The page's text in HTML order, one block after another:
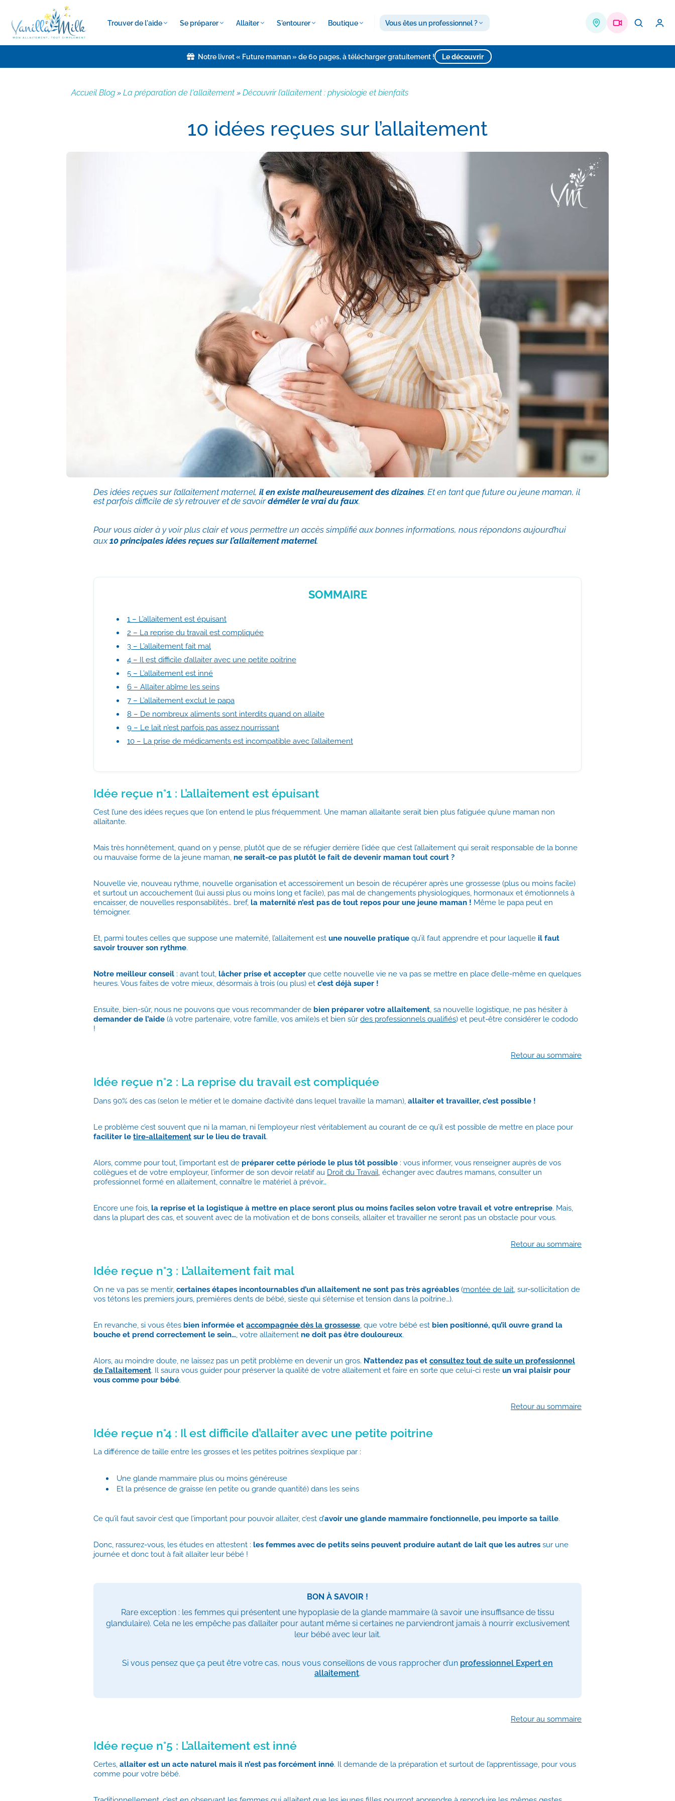
Trouver de l'aide Se préparer Allaiter S'entourer Boutique Vous êtes un professionnel ?
Notre livret « Future maman » de 60 pages, à télécharger gratuitement ! Le découvrir
Accueil Blog » La préparation de l'allaitement » Découvrir l’allaitement : physiologie et bienfaits
10 idées reçues sur l’allaitement
Des idées reçues sur l’allaitement maternel, il en existe malheureusement des dizaines. Et en tant que future ou jeune maman, il
est parfois difficile de s’y retrouver et de savoirdémêler le vrai du faux.
Pour vous aider à y voir plus clair et vous permettre un accès simplifié aux bonnes informations, nous répondons aujourd’hui
aux10 principales idées reçues sur l’allaitement maternel.
SOMMAIRE
1 – L’allaitement est épuisant
2 – La reprise du travail est compliquée
3 – L’allaitement fait mal
4 – Il est difficile d’allaiter avec une petite poitrine
5 – L’allaitement est inné
6 – Allaiter abîme les seins
7 – L’allaitement exclut le papa
8 – De nombreux aliments sont interdits quand on allaite
9 – Le lait n’est parfois pas assez nourrissant
10 – La prise de médicaments est incompatible avec l’allaitement
Idée reçue n°1 : L’allaitement est épuisant
C’est l’une des idées reçues que l’on entend le plus fréquemment. Une maman allaitante serait bien plus fatiguée qu’une maman non
allaitante.
Mais très honnêtement, quand on y pense, plutôt que de se réfugier derrière l’idée que c’est l’allaitement qui serait responsable de la bonne
ou mauvaise forme de la jeune maman, ne serait-ce pas plutôt le fait de devenir maman tout court ?
Nouvelle vie, nouveau rythme, nouvelle organisation et accessoirement un besoin de récupérer après une grossesse (plus ou moins facile)
et surtout un accouchement (lui aussi plus ou moins long et facile), pas mal de changements physiologiques, hormonaux et émotionnels à
encaisser, de nouvelles responsabilités… bref, la maternité n’est pas de tout repos pour une jeune maman ! Même le papa peut en
témoigner.
Et, parmi toutes celles que suppose une maternité, l’allaitement est une nouvelle pratique qu’il faut apprendre et pour laquelle il faut
savoir trouver son rythme.
Notre meilleur conseil : avant tout, lâcher prise et accepter que cette nouvelle vie ne va pas se mettre en place d’elle-même en quelques
heures. Vous faites de votre mieux, désormais à trois (ou plus) et c’est déjà super !
Ensuite, bien-sûr, nous ne pouvons que vous recommander de bien préparer votre allaitement, sa nouvelle logistique, ne pas hésiter à
demander de l’aide (à votre partenaire, votre famille, vos ami(e)s et bien sûr des professionnels qualifiés) et peut-être considérer le cododo
!
Retour au sommaire
Idée reçue n°2 : La reprise du travail est compliquée
Dans 90% des cas (selon le métier et le domaine d’activité dans lequel travaille la maman), allaiter et travailler, c’est possible !
Le problème c’est souvent que ni la maman, ni l’employeur n’est véritablement au courant de ce qu’il est possible de mettre en place pour
faciliter le tire-allaitement sur le lieu de travail.
Alors, comme pour tout, l’important est de préparer cette période le plus tôt possible : vous informer, vous renseigner auprès de vos
collègues et de votre employeur, l’informer de son devoir relatif au Droit du Travail , échanger avec d’autres mamans, consulter un
professionnel formé en allaitement, connaître le matériel à prévoir…
Encore une fois, la reprise et la logistique à mettre en place seront plus ou moins faciles selon votre travail et votre entreprise. Mais,
dans la plupart des cas, et souvent avec de la motivation et de bons conseils, allaiter et travailler ne seront pas un obstacle pour vous.
Retour au sommaire
Idée reçue n°3 : L’allaitement fait mal
On ne va pas se mentir, certaines étapes incontournables d’un allaitement ne sont pas très agréables (montée de lait, sur-sollicitation de
vos tétons les premiers jours, premières dents de bébé, sieste qui s’éternise et tension dans la poitrine…).
En revanche, si vous êtes bien informée et accompagnée dès la grossesse, que votre bébé est bien positionné, qu’il ouvre grand la
bouche et prend correctement le sein…, votre allaitement ne doit pas être douloureux.
Alors, au moindre doute, ne laissez pas un petit problème en devenir un gros. N’attendez pas et consultez tout de suite un professionnel
de l’allaitement. Il saura vous guider pour préserver la qualité de votre allaitement et faire en sorte que celui-ci reste un vrai plaisir pour
vous comme pour bébé.
Retour au sommaire
Idée reçue n°4 : Il est difficile d’allaiter avec une petite poitrine
La différence de taille entre les grosses et les petites poitrines s’explique par :
Une glande mammaire plus ou moins généreuse
Et la présence de graisse (en petite ou grande quantité) dans les seins
Ce qu’il faut savoir c’est que l’important pour pouvoir allaiter, c’est d’avoir une glande mammaire fonctionnelle, peu importe sa taille.
Donc, rassurez-vous, les études en attestent : les femmes avec de petits seins peuvent produire autant de lait que les autres sur une
journée et donc tout à fait allaiter leur bébé !
BON À SAVOIR !
Rare exception : les femmes qui présentent une hypoplasie de la glande mammaire (à savoir une insuffisance de tissu
glandulaire). Cela ne les empêche pas d’allaiter pour autant même si certaines ne parviendront jamais à nourrir exclusivement
leur bébé avec leur lait.
Si vous pensez que ça peut être votre cas, nous vous conseillons de vous rapprocher d’un professionnel Expert en
allaitement.
Retour au sommaire
Idée reçue n°5 : L’allaitement est inné
Certes, allaiter est un acte naturel mais il n’est pas forcément inné. Il demande de la préparation et surtout de l’apprentissage, pour vous
comme pour votre bébé.